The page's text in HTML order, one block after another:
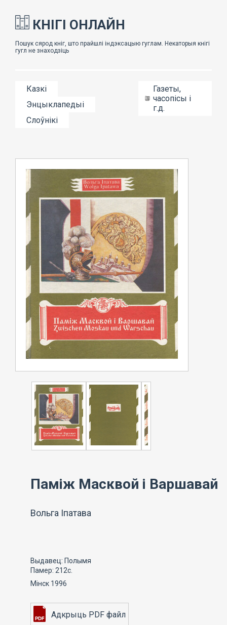
КНІГІ ОНЛАЙН
Казкі
Энцыклапедыі
Слоўнікі
Газеты,
часопісы і
г.д.
Паміж Масквой і Варшавай
Вольга Іпатава
Выдавец: Полымя
Памер: 212с.
Мінск 1996